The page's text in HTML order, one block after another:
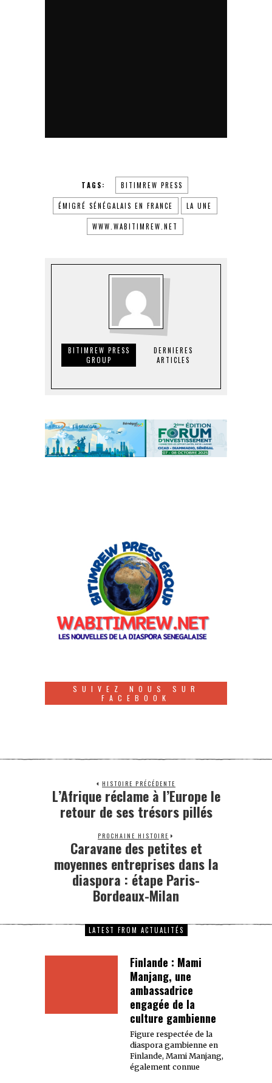
TAGS: BITIMREW PRESS
ÉMIGRÉ SÉNÉGALAIS EN FRANCE LA UNE
WWW.WABITIMREW.NET
BITIMREW PRESS
GROUP
DERNIERES
ARTICLES
SUIVEZ NOUS SUR
FACEBOOK
HISTOIRE PRÉCÉDENTE
L’Afrique réclame à l’Europe le
retour de ses trésors pillés
PROCHAINE HISTOIRE
Caravane des petites et
moyennes entreprises dans la
diaspora : étape Paris-
Bordeaux-Milan
LATEST FROM ACTUALITÉS
Finlande : Mami
Manjang, une
ambassadrice
engagée de la
culture gambienne
Figure respectée de la
diaspora gambienne en
Finlande, Mami Manjang,
également connue